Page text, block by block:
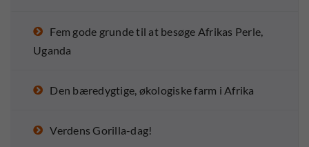
Fem gode grunde til at besøge Afrikas Perle,
Uganda
Den bæredygtige, økologiske farm i Afrika
Verdens Gorilla-dag!